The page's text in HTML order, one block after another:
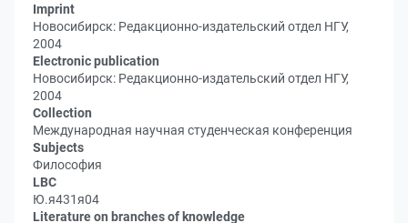
Imprint
Новосибирск: Редакционно-издательский отдел НГУ,
2004
Electronic publication
Новосибирск: Редакционно-издательский отдел НГУ,
2004
Collection
Международная научная студенческая конференция
Subjects
Философия
LBC
Ю.я431я04
Literature on branches of knowledge